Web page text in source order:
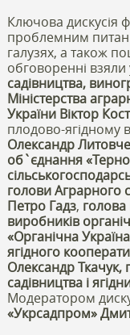
Ключова дискусія
проблемним
галузях, а також
обговоренні взяли
садівництва,
Міністерства
України Віктор
плодово-ягідному
Олександр
об`єднання
голови Аграрного
Петро Гадз, голова
виробників
«Органічна
ягідного
Олександр Ткачук,
садівництва і
Модератором
«Укрсадпром»